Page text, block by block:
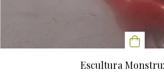
Escultura